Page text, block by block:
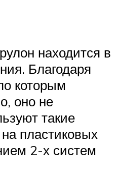
находится в
Благодаря
которым
оно не
такие
пластиковых
2-х систем